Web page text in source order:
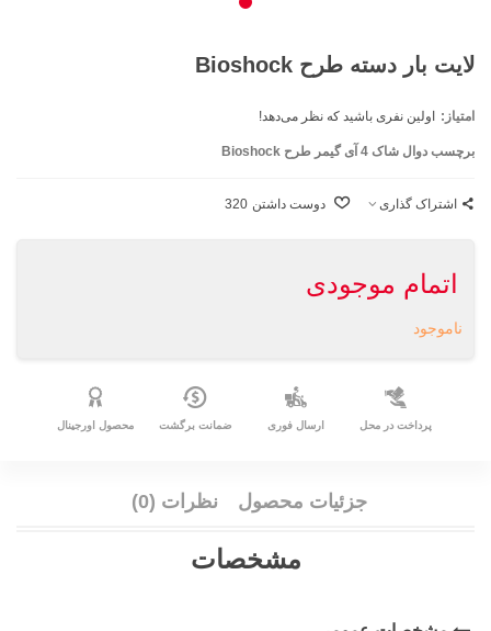
لایت بار دسته طرح Bioshock
امتیاز: اولین نفری باشید که نظر می‌دهد!
برچسب دوال شاک 4 آی‌ گیمر طرح Bioshock
اشتراک گذاری دوست داشتن 320
اتمام موجودی
ناموجود
پرداخت در محل ارسال فوری ضمانت برگشت محصول اورجینال
جزئیات محصول نظرات (0)
مشخصات